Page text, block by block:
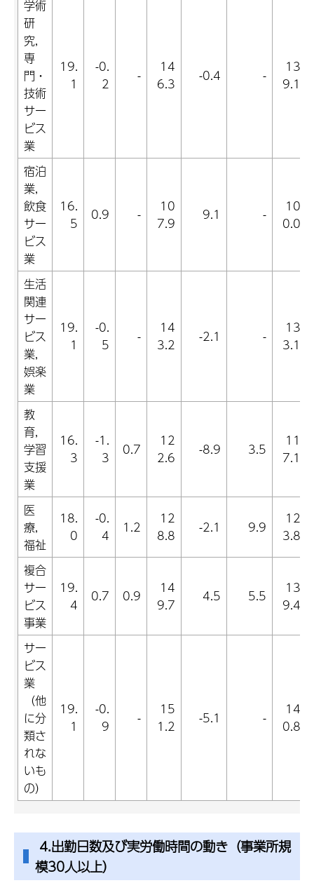
学術
研
究,
専
門・
技術
サー
ビス
業
19.
1
-0.
2
-
14
6.3
-0.4 -
13
9.1
宿泊
業,
飲食
サー
ビス
業
16.
5
0.9 -
10
7.9
9.1 -
10
0.0
生活
関連
サー
ビス
業,
娯楽
業
19.
1
-0.
5
-
14
3.2
-2.1 -
13
3.1
教
育,
学習
支援
業
16.
3
-1.
3
0.7
12
2.6
-8.9 3.5
11
7.1
医
療,
福祉
18.
0
-0.
4
1.2
12
8.8
-2.1 9.9
12
3.8
複合
サー
ビス
事業
19.
4
0.7 0.9
14
9.7
4.5 5.5
13
9.4
サー
ビス
業
（他
に分
類さ
れな
いも
の）
19.
1
-0.
9
-
15
1.2
-5.1 -
14
0.8
4.出勤日数及び実労働時間の動き（事業所規
模30人以上）